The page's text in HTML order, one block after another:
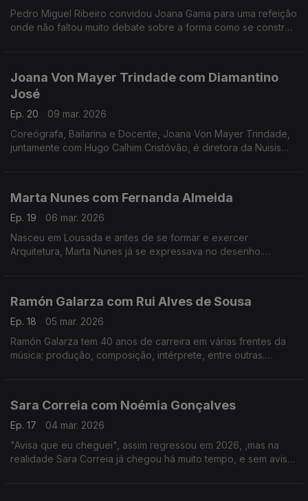
Pedro Miguel Ribeiro convidou Joana Gama para uma refeição
onde não faltou muito debate sobre a forma como se constrói
Joana Von Mayer Trindade com Diamantino
José
Ep. 20
09 mar. 2026
Coreógrafa, Bailarina e Docente, Joana Von Mayer Trindade,
juntamente com Hugo Calhim Cristóvão, é diretora da Nuisis
Marta Nunes com Fernanda Almeida
Ep. 19
06 mar. 2026
Nasceu em Lousada e antes de se formar e exercer
Arquitetura, Marta Nunes já se expressava no desenho.
Ramón Galarza com Rui Alves de Sousa
Ep. 18
05 mar. 2026
Ramón Galarza tem 40 anos de carreira em várias frentes da
música: produção, composição, intérprete, entre outras.
Sara Correia com Noémia Gonçalves
Ep. 17
04 mar. 2026
"Avisa que eu cheguei", assim regressou em 2026, ,mas na
realidade Sara Correia já chegou há muito tempo, e sem aviso